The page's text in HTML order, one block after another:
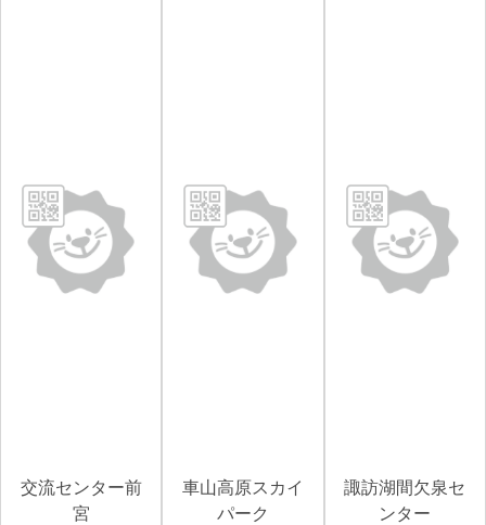
交流センター前
宮
車山高原スカイ
パーク
諏訪湖間欠泉セ
ンター